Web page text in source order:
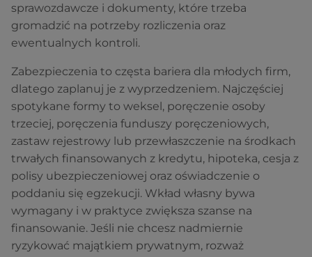
sprawozdawcze i dokumenty, które trzeba
gromadzić na potrzeby rozliczenia oraz
ewentualnych kontroli.
Zabezpieczenia to częsta bariera dla młodych firm,
dlatego zaplanuj je z wyprzedzeniem. Najczęściej
spotykane formy to weksel, poręczenie osoby
trzeciej, poręczenia funduszy poręczeniowych,
zastaw rejestrowy lub przewłaszczenie na środkach
trwałych finansowanych z kredytu, hipoteka, cesja z
polisy ubezpieczeniowej oraz oświadczenie o
poddaniu się egzekucji. Wkład własny bywa
wymagany i w praktyce zwiększa szanse na
finansowanie. Jeśli nie chcesz nadmiernie
ryzykować majątkiem prywatnym, rozważ